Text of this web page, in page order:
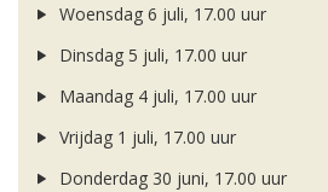
Woensdag 6 juli, 17.00 uur
Dinsdag 5 juli, 17.00 uur
Maandag 4 juli, 17.00 uur
Vrijdag 1 juli, 17.00 uur
Donderdag 30 juni, 17.00 uur